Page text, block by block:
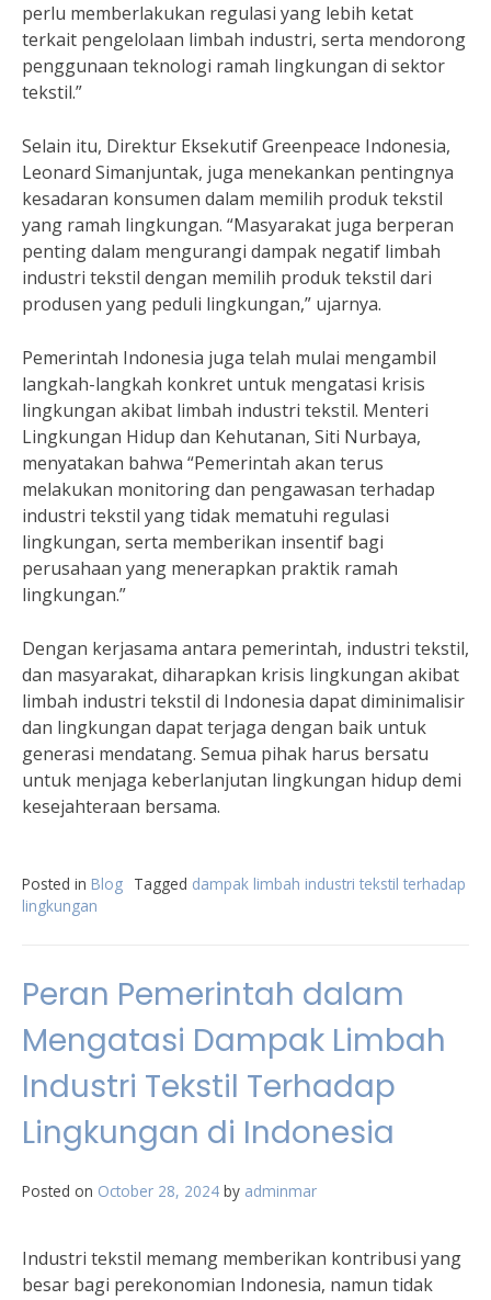
perlu memberlakukan regulasi yang lebih ketat
terkait pengelolaan limbah industri, serta mendorong
penggunaan teknologi ramah lingkungan di sektor
tekstil.”
Selain itu, Direktur Eksekutif Greenpeace Indonesia,
Leonard Simanjuntak, juga menekankan pentingnya
kesadaran konsumen dalam memilih produk tekstil
yang ramah lingkungan. “Masyarakat juga berperan
penting dalam mengurangi dampak negatif limbah
industri tekstil dengan memilih produk tekstil dari
produsen yang peduli lingkungan,” ujarnya.
Pemerintah Indonesia juga telah mulai mengambil
langkah-langkah konkret untuk mengatasi krisis
lingkungan akibat limbah industri tekstil. Menteri
Lingkungan Hidup dan Kehutanan, Siti Nurbaya,
menyatakan bahwa “Pemerintah akan terus
melakukan monitoring dan pengawasan terhadap
industri tekstil yang tidak mematuhi regulasi
lingkungan, serta memberikan insentif bagi
perusahaan yang menerapkan praktik ramah
lingkungan.”
Dengan kerjasama antara pemerintah, industri tekstil,
dan masyarakat, diharapkan krisis lingkungan akibat
limbah industri tekstil di Indonesia dapat diminimalisir
dan lingkungan dapat terjaga dengan baik untuk
generasi mendatang. Semua pihak harus bersatu
untuk menjaga keberlanjutan lingkungan hidup demi
kesejahteraan bersama.
Posted in Blog Tagged dampak limbah industri tekstil terhadap
lingkungan
Peran Pemerintah dalam
Mengatasi Dampak Limbah
Industri Tekstil Terhadap
Lingkungan di Indonesia
Posted on October 28, 2024 by adminmar
Industri tekstil memang memberikan kontribusi yang
besar bagi perekonomian Indonesia, namun tidak